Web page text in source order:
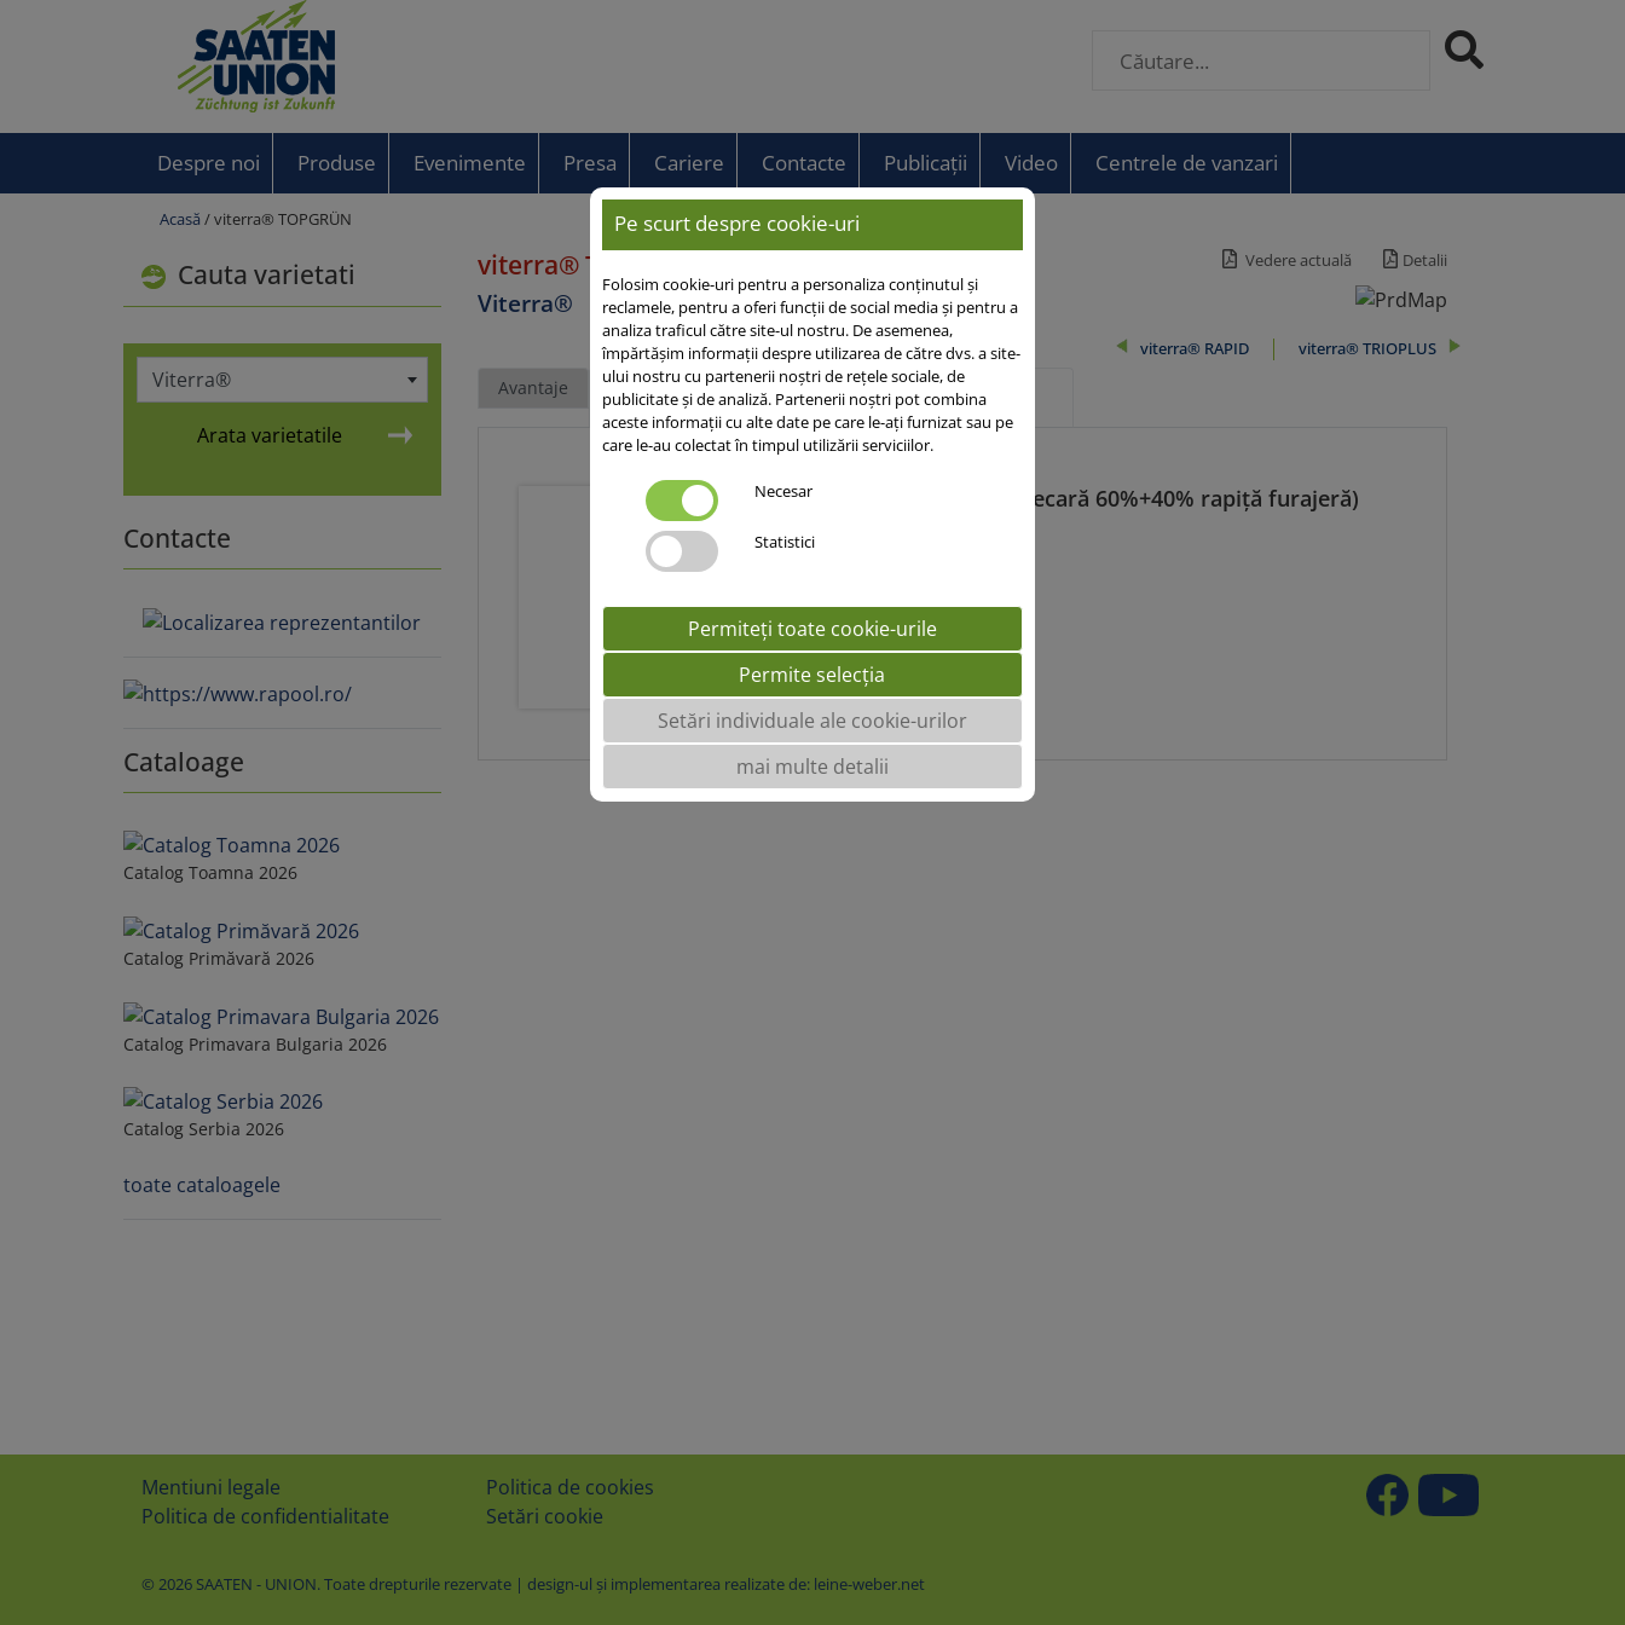
Despre noi Produse Evenimente Presa Cariere Contacte Publicații Video Centrele de vanzari
Acasă / viterra® TOPGRÜN
Cauta varietati
Viterra®
Arata varietatile
Contacte
Cataloage
Catalog Toamna 2026
Catalog Primăvară 2026
Catalog Primavara Bulgaria 2026
Catalog Serbia 2026
toate cataloagele
viterra® TOPGRÜN
Viterra®
Vedere actuală Detalii
viterra® TRIOPLUS
viterra® RAPID
Avantaje
Descriere
generală
Mai multe despre acest
subiect
Viterra TOPGRÜN (secară 60%+40% rapiță furajeră)
Pe scurt despre cookie-uri
Folosim cookie-uri pentru a personaliza conținutul și
reclamele, pentru a oferi funcții de social media și pentru a
analiza traficul către site-ul nostru. De asemenea,
împărtășim informații despre utilizarea de către dvs. a site-
ului nostru cu partenerii noștri de rețele sociale, de
publicitate și de analiză. Partenerii noștri pot combina
aceste informații cu alte date pe care le-ați furnizat sau pe
care le-au colectat în timpul utilizării serviciilor.
Necesar
Statistici
Permiteți toate cookie-urile
Permite selecția
Setări individuale ale cookie-urilor
mai multe detalii
Mentiuni legale
Politica de confidentialitate
Politica de cookies
Setări cookie
© 2026 SAATEN - UNION. Toate drepturile rezervate | design-ul şi implementarea realizate de: leine-weber.net